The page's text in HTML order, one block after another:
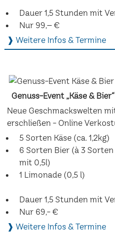
Dauer 1,5 Stunden mit
Nur 99,– €
❱ Weitere Infos & Termine
Genuss-Event „Käse &
Neue Geschmackswelten
erschließen - Online
5 Sorten Käse (ca. 1,2kg)
6 Sorten Bier (à 3
mit 0,5l)
1 Limonade (0,5 l)
Dauer 1,5 Stunden mit
Nur 69,- €
❱ Weitere Infos & Termine